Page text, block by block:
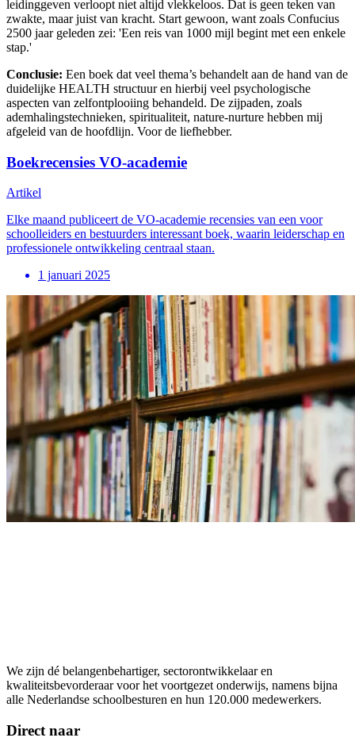
leidinggeven verloopt niet altijd vlekkeloos. Dat is geen teken van
zwakte, maar juist van kracht. Start gewoon, want zoals Confucius
2500 jaar geleden zei: 'Een reis van 1000 mijl begint met een enkele
stap.'
Conclusie: Een boek dat veel thema’s behandelt aan de hand van de
duidelijke HEALTH structuur en hierbij veel psychologische
aspecten van zelfontplooiing behandeld. De zijpaden, zoals
ademhalingstechnieken, spiritualiteit, nature-nurture hebben mij
afgeleid van de hoofdlijn. Voor de liefhebber.
Boekrecensies VO-academie
Artikel
Elke maand publiceert de VO-academie recensies van een voor
schoolleiders en bestuurders interessant boek, waarin leiderschap en
professionele ontwikkeling centraal staan.
1 januari 2025
We zijn dé belangenbehartiger, sectorontwikkelaar en
kwaliteitsbevorderaar voor het voortgezet onderwijs, namens bijna
alle Nederlandse schoolbesturen en hun 120.000 medewerkers.
Direct naar